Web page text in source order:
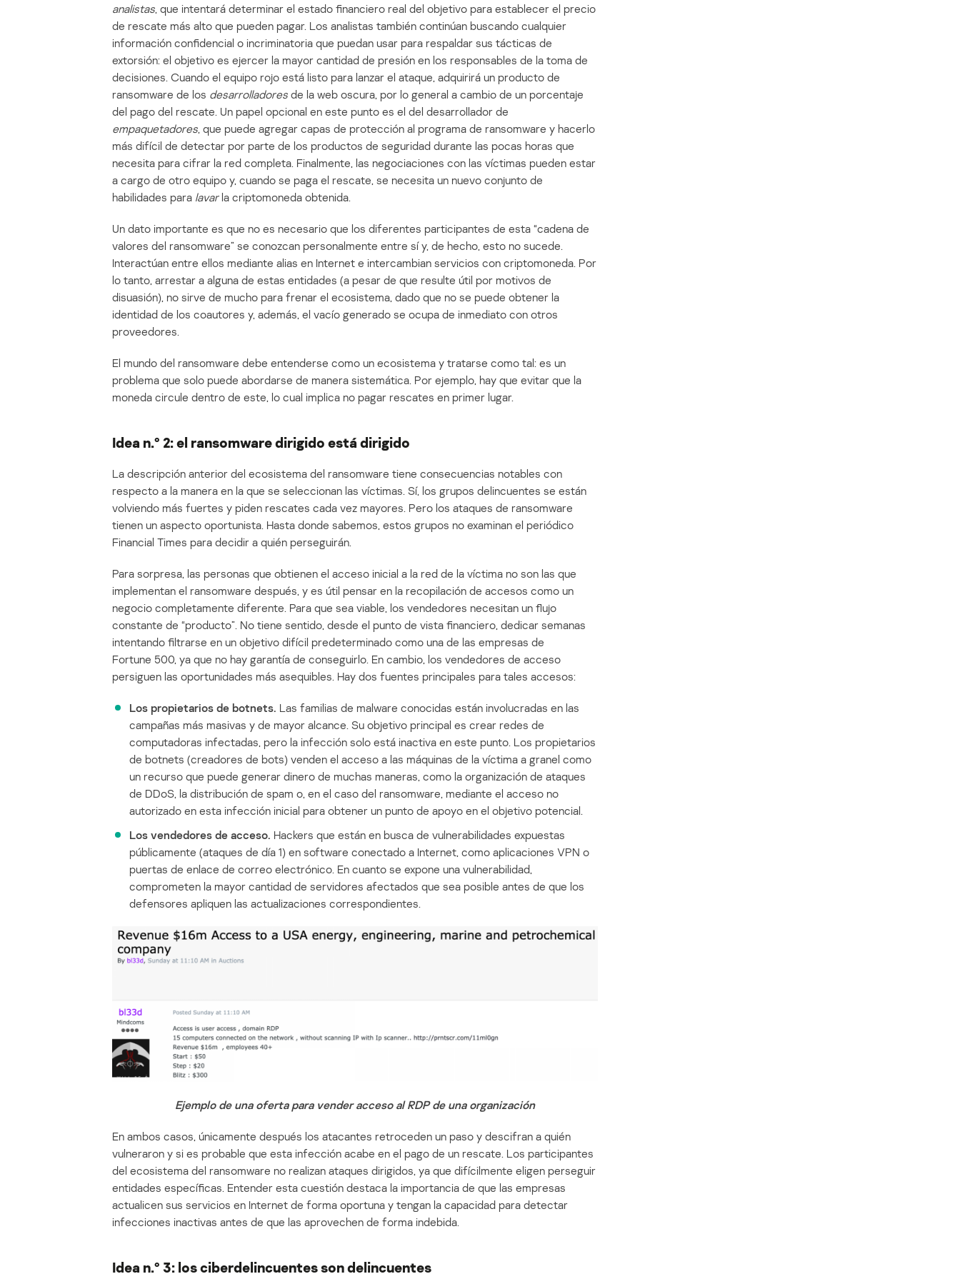
analistas, que intentará determinar el estado financiero real del objetivo para establecer el precio
de rescate más alto que pueden pagar. Los analistas también continúan buscando cualquier
información confidencial o incriminatoria que puedan usar para respaldar sus tácticas de
extorsión: el objetivo es ejercer la mayor cantidad de presión en los responsables de la toma de
decisiones. Cuando el equipo rojo está listo para lanzar el ataque, adquirirá un producto de
ransomware de los desarrolladores de la web oscura, por lo general a cambio de un porcentaje
del pago del rescate. Un papel opcional en este punto es el del desarrollador de
empaquetadores, que puede agregar capas de protección al programa de ransomware y hacerlo
más difícil de detectar por parte de los productos de seguridad durante las pocas horas que
necesita para cifrar la red completa. Finalmente, las negociaciones con las víctimas pueden estar
a cargo de otro equipo y, cuando se paga el rescate, se necesita un nuevo conjunto de
habilidades para lavarla criptomoneda obtenida.
Un dato importante es que no es necesario que los diferentes participantes de esta “cadena de
valores del ransomware” se conozcan personalmente entre sí y, de hecho, esto no sucede.
Interactúan entre ellos mediante alias en Internet e intercambian servicios con criptomoneda. Por
lo tanto, arrestar a alguna de estas entidades (a pesar de que resulte útil por motivos de
disuasión), no sirve de mucho para frenar el ecosistema, dado que no se puede obtener la
identidad de los coautores y, además, el vacío generado se ocupa de inmediato con otros
proveedores.
El mundo del ransomware debe entenderse como un ecosistema y tratarse como tal: es un
problema que solo puede abordarse de manera sistemática. Por ejemplo, hay que evitar que la
moneda circule dentro de este, lo cual implica no pagar rescates en primer lugar.
Idea n.º 2: el ransomware dirigido está dirigido
La descripción anterior del ecosistema del ransomware tiene consecuencias notables con
respecto a la manera en la que se seleccionan las víctimas. Sí, los grupos delincuentes se están
volviendo más fuertes y piden rescates cada vez mayores. Pero los ataques de ransomware
tienen un aspecto oportunista. Hasta donde sabemos, estos grupos no examinan el periódico
Financial Times para decidir a quién perseguirán.
Para sorpresa, las personas que obtienen el acceso inicial a la red de la víctima no son las que
implementan el ransomware después, y es útil pensar en la recopilación de accesos como un
negocio completamente diferente. Para que sea viable, los vendedores necesitan un flujo
constante de “producto”. No tiene sentido, desde el punto de vista financiero, dedicar semanas
intentando filtrarse en un objetivo difícil predeterminado como una de las empresas de
Fortune 500, ya que no hay garantía de conseguirlo. En cambio, los vendedores de acceso
persiguen las oportunidades más asequibles. Hay dos fuentes principales para tales accesos:
Los propietarios de botnets. Las familias de malware conocidas están involucradas en las
campañas más masivas y de mayor alcance. Su objetivo principal es crear redes de
computadoras infectadas, pero la infección solo está inactiva en este punto. Los propietarios
de botnets (creadores de bots) venden el acceso a las máquinas de la víctima a granel como
un recurso que puede generar dinero de muchas maneras, como la organización de ataques
de DDoS, la distribución de spam o, en el caso del ransomware, mediante el acceso no
autorizado en esta infección inicial para obtener un punto de apoyo en el objetivo potencial.
Los vendedores de acceso. Hackers que están en busca de vulnerabilidades expuestas
públicamente (ataques de día 1) en software conectado a Internet, como aplicaciones VPN o
puertas de enlace de correo electrónico. En cuanto se expone una vulnerabilidad,
comprometen la mayor cantidad de servidores afectados que sea posible antes de que los
defensores apliquen las actualizaciones correspondientes.
Ejemplo de una oferta para vender acceso al RDP de una organización
En ambos casos, únicamente después los atacantes retroceden un paso y descifran a quién
vulneraron y si es probable que esta infección acabe en el pago de un rescate. Los participantes
del ecosistema del ransomware no realizan ataques dirigidos, ya que difícilmente eligen perseguir
entidades específicas. Entender esta cuestión destaca la importancia de que las empresas
actualicen sus servicios en Internet de forma oportuna y tengan la capacidad para detectar
infecciones inactivas antes de que las aprovechen de forma indebida.
Idea n.º 3: los ciberdelincuentes son delincuentes